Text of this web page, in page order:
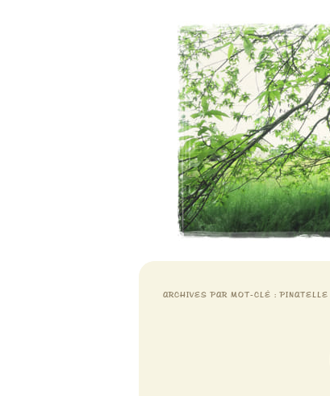
Meristemes
ARCHIVES PAR MOT-CLÉ :PINATELLE